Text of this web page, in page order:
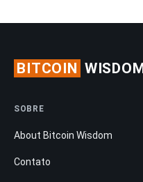
BITCOIN WISDOM
SOBRE
About Bitcoin Wisdom
Contato